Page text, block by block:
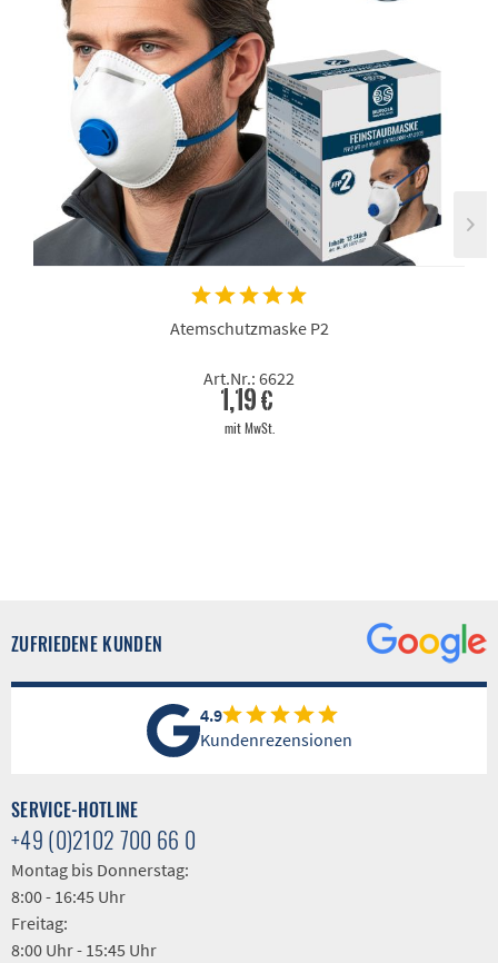
Atemschutzmaske P2
Art.Nr.: 6622
1,19 €
mit MwSt.
ZUFRIEDENE KUNDEN
4.9
Kundenrezensionen
SERVICE-HOTLINE
+49 (0)2102 700 66 0
Montag bis Donnerstag:
8:00 - 16:45 Uhr
Freitag:
8:00 Uhr - 15:45 Uhr